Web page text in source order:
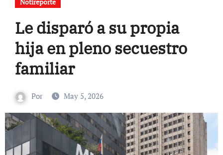
Le disparó a su propia
hija en pleno secuestro
familiar
Por May 5, 2026